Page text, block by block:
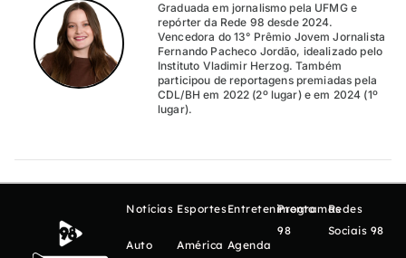
Graduada em jornalismo pela UFMG e
repórter da Rede 98 desde 2024.
Vencedora do 13° Prêmio Jovem Jornalista
Fernando Pacheco Jordão, idealizado pelo
Instituto Vladimir Herzog. Também
participou de reportagens premiadas pela
CDL/BH em 2022 (2º lugar) e em 2024 (1º
lugar).
Notícias
Auto
Esportes
América
Entretenimento
Agenda
Programas
98
Redes
Sociais 98